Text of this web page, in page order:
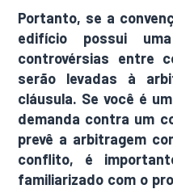
Portanto, se a
edifício possui
controvérsias entre
serão levadas à
cláusula. Se você é
demanda contra um
prevê a arbitragem
conflito, é
familiarizado com o